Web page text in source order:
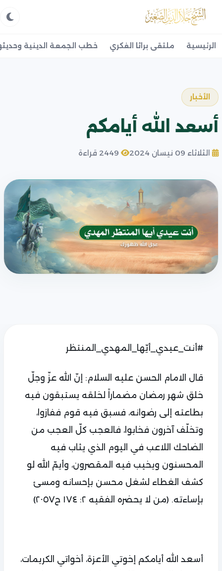
الرئيسية ملتقى براثا الفكري خطب الجمعة الدينية
الأخبار
أسعد الله أيامكم
الثلاثاء 09 نيسان 2024
#أنت_عيدي_أيّها_المهدي_المنتظر
قال الامام الحسن عليه السلام: إنّ الله عزّ وجلّ
خلق شهر رمضان مضماراً لخلقه يستبقون فيه
بطاعته إلى رضوانه، فسبق فيه قوم ففازوا،
وتخلّف آخرون فخابوا، فالعجب كلّ العجب من
الضاحك اللاعب في اليوم الذي يثاب فيه
المحسنون ويخيب فيه المقصرون، وأيمّ الله لو
كشف الغطاء لشغل محسن بإحسانه ومسئ
بإساءته. (من لا يحضره الفقيه ٢: ١٧٤ ح٢٠٥٧)
أسعد الله أيامكم إخوتي الأعزة، أخواتي الكريمات،